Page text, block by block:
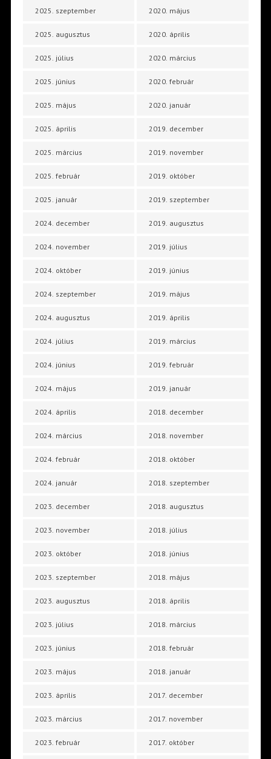
2025. szeptember
2025. augusztus
2025. július
2025. június
2025. május
2025. április
2025. március
2025. február
2025. január
2024. december
2024. november
2024. október
2024. szeptember
2024. augusztus
2024. július
2024. június
2024. május
2024. április
2024. március
2024. február
2024. január
2023. december
2023. november
2023. október
2023. szeptember
2023. augusztus
2023. július
2023. június
2023. május
2023. április
2023. március
2023. február
2020. május
2020. április
2020. március
2020. február
2020. január
2019. december
2019. november
2019. október
2019. szeptember
2019. augusztus
2019. július
2019. június
2019. május
2019. április
2019. március
2019. február
2019. január
2018. december
2018. november
2018. október
2018. szeptember
2018. augusztus
2018. július
2018. június
2018. május
2018. április
2018. március
2018. február
2018. január
2017. december
2017. november
2017. október